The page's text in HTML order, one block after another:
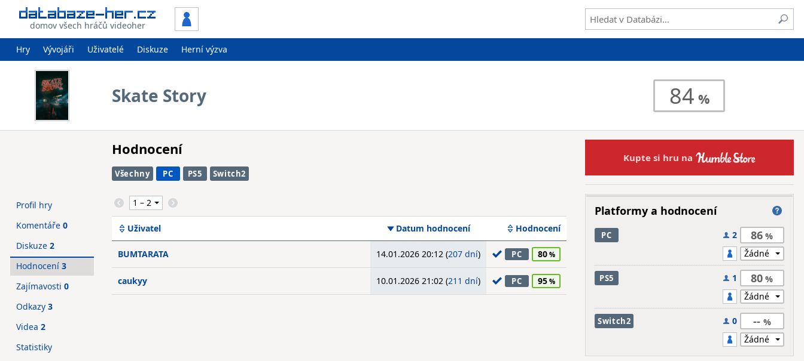
domov všech hráčů videoher
Hry Vývojáři Uživatelé Diskuze Herní výzva
Skate Story 84
Hodnocení
Všechny PC PS5 Switch2
Uživatel Datum hodnocení Hodnocení
BUMTARATA 14.01.2026 20:12 (207 dní) PC 80
caukyy 10.01.2026 21:02 (211 dní) PC 95
Profil hry
Komentáře 0
Diskuze 2
Hodnocení 3
Zajímavosti 0
Odkazy 3
Videa 2
Statistiky
Kupte si hru na
Platformy a hodnocení
PC 2 86
PS5 1 80
Switch2 0 --